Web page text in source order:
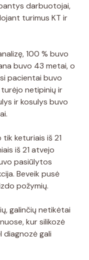
darbuotojai,
turimus KT ir
100 % buvo
buvo 43 metai, o
pacientai buvo
netipinių ir
ir kosulys buvo
keturiais iš 21
iš 21 atvejo
pasiūlytos
Beveik pusė
požymių.
galinčių netikėtai
kur silikozė
diagnozė gali